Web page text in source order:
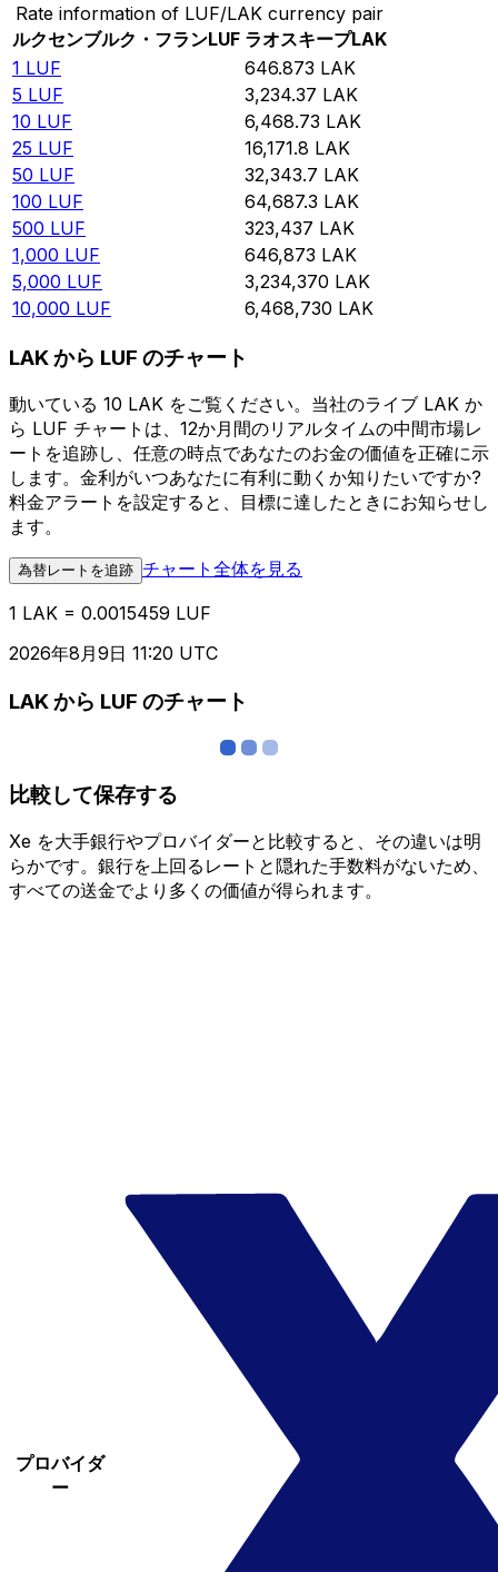
Rate information of LUF/LAK currency pair
ルクセンブルク・フランLUF ラオスキープLAK
1 LUF 646.873 LAK
5 LUF 3,234.37 LAK
10 LUF 6,468.73 LAK
25 LUF 16,171.8 LAK
50 LUF 32,343.7 LAK
100 LUF 64,687.3 LAK
500 LUF 323,437 LAK
1,000 LUF 646,873 LAK
5,000 LUF 3,234,370 LAK
10,000 LUF 6,468,730 LAK
LAK から LUF のチャート
動いている 10 LAK をご覧ください。当社のライブ LAK か
ら LUF チャートは、12か月間のリアルタイムの中間市場レ
ートを追跡し、任意の時点であなたのお金の価値を正確に示
します。金利がいつあなたに有利に動くか知りたいですか?
料金アラートを設定すると、目標に達したときにお知らせし
ます。
為替レートを追跡 チャート全体を見る
1 LAK = 0.0015459 LUF
2026年8月9日 11:20 UTC
LAK から LUF のチャート
比較して保存する
Xe を大手銀行やプロバイダーと比較すると、その違いは明
らかです。銀行を上回るレートと隠れた手数料がないため、
すべての送金でより多くの価値が得られます。
プロバイダ
ー